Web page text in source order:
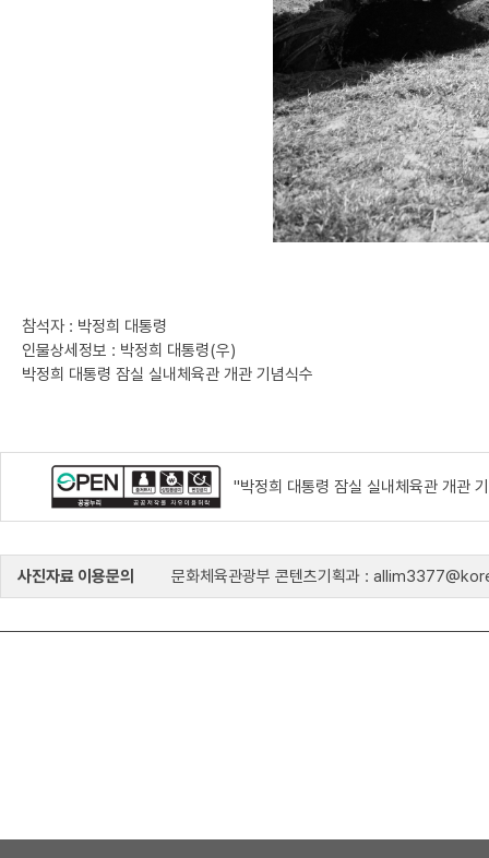
참석자 : 박정희 대통령
인물상세정보 : 박정희 대통령(우)
박정희 대통령 잠실 실내체육관 개관 기념식수
"박정희 대통령 잠실 실내체육관 개관
사진자료 이용문의 문화체육관광부 콘텐츠기획과 :